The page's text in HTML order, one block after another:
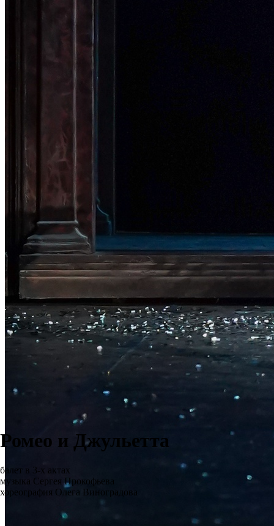
Ромео и Джульетта
балет в 3-х актах
музыка Сергея Прокофьева
хореография Олега Виноградова